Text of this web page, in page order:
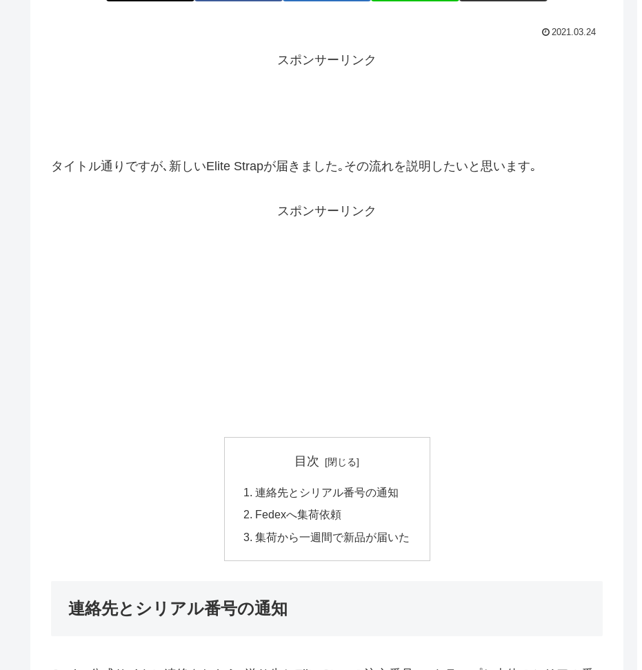
2021.03.24
スポンサーリンク
タイトル通りですが､新しいElite Strapが届きました｡その流れを説明したいと思います｡
スポンサーリンク
目次
連絡先とシリアル番号の通知
Fedexへ集荷依頼
集荷から一週間で新品が届いた
連絡先とシリアル番号の通知